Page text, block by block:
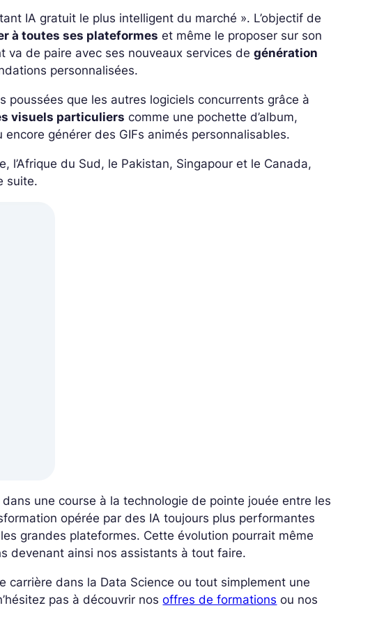
IA gratuit le plus intelligent du marché ». L’objectif de
à toutes ses plateformes et même le proposer sur son
va de paire avec ses nouveaux services degénération
personnalisées.
poussées que les autres logiciels concurrents grâce à
visuels particuliers comme une pochette d’album,
générer des GIFs animés personnalisables.
l’Afrique du Sud, le Pakistan, Singapour et le Canada,
suite.
une course à la technologie de pointe jouée entre les
opérée par des IA toujours plus performantes
grandes plateformes. Cette évolution pourrait même
devenant ainsi nos assistants à tout faire.
carrière dans la Data Science ou tout simplement une
pas à découvrir nosoffres de formations ou nos